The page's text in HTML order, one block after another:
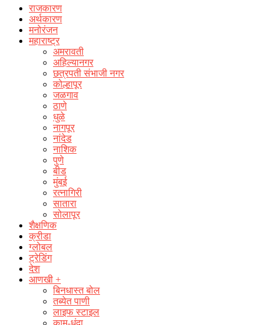
राजकारण
अर्थकारण
मनोरंजन
महाराष्ट्र
अमरावती
अहिल्यानगर
छत्रपती संभाजी नगर
कोल्हापूर
जळगाव
ठाणे
धुळे
नागपूर
नांदेड
नाशिक
पुणे
बीड
मुंबई
रत्नागिरी
सातारा
सोलापूर
शैक्षणिक
क्रीडा
ग्लोबल
ट्रेडिंग
देश
आणखी +
बिनधास्त बोल
तब्येत पाणी
लाइफ स्टाइल
काम-धंदा